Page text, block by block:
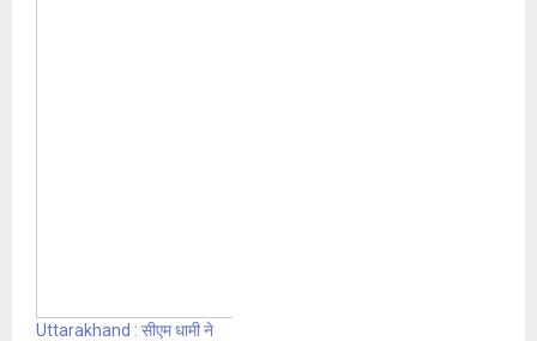
Uttarakhand : सीएम धामी ने